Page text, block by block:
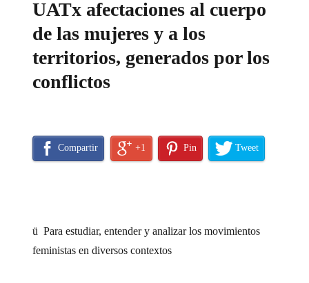
UATx afectaciones al cuerpo
de las mujeres y a los
territorios, generados por los
conflictos
Compartir +1 Pin Tweet
üPara estudiar, entender y analizar los movimientos
feministas en diversos contextos